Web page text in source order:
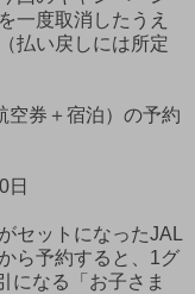
一度取消したうえ
払い戻しには所定
空券＋宿泊）の予約
日
セットになったJAL
ら予約すると、1グ
になる「お子さま